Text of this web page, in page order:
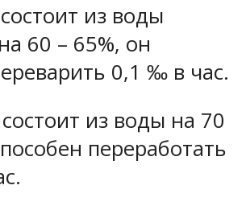
из воды
60 – 65%, он
0,1 ‰ в час.
из воды на 70
переработать